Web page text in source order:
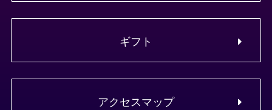
ギフト
アクセスマップ